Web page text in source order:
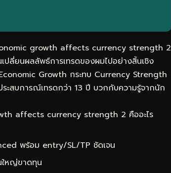
growth affects currency strength 2
ปลี่ยนผลลัพธ์การเทรดของผมไปอย่างสิ้นเชิง
Growth กระทบ Currency Strength
ะสบการณ์เทรดกว่า 13 ปี บวกกับความรู้จากนัก
affects currency strength 2 คืออะไร
พร้อม entry/SL/TP ชัดเจน
ใหญ่ขาดทุน